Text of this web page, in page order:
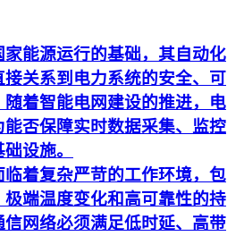
家能源运行的基础，其自动化
关系到电力系统的安全、可
随着智能电网建设的推进，电
能否保障实时数据采集、监控
设施。
临着复杂严苛的工作环境，包
端温度变化和高可靠性的持
网络必须满足低时延、高带